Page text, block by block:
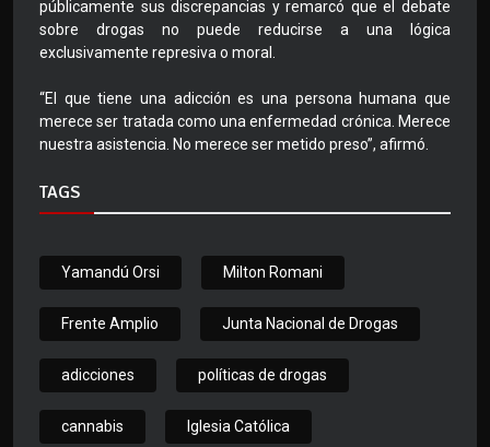
públicamente sus discrepancias y remarcó que el debate
sobre drogas no puede reducirse a una lógica
exclusivamente represiva o moral.
“El que tiene una adicción es una persona humana que
merece ser tratada como una enfermedad crónica. Merece
nuestra asistencia. No merece ser metido preso”, afirmó.
TAGS
Yamandú Orsi Milton Romani
Frente Amplio Junta Nacional de Drogas
adicciones políticas de drogas
cannabis Iglesia Católica